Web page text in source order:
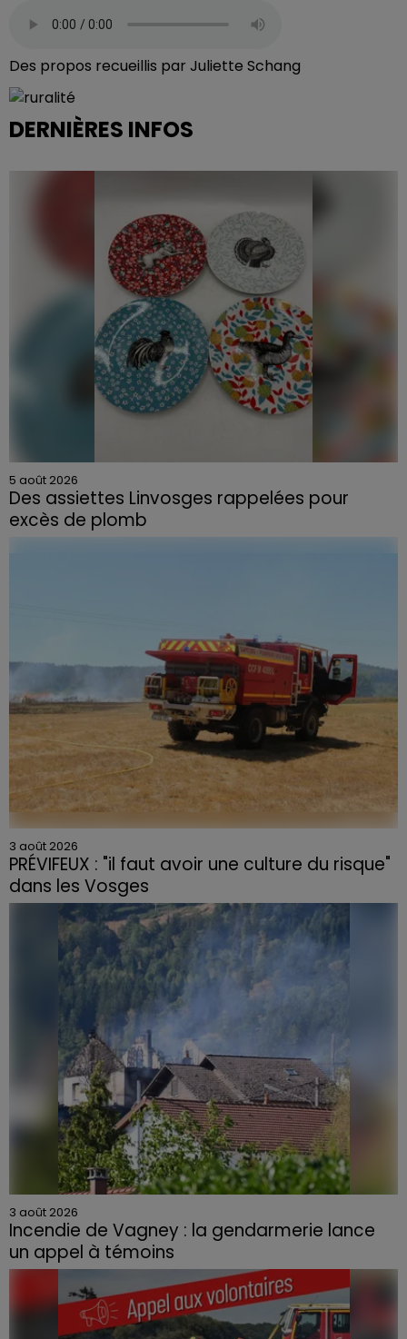
Des propos recueillis par Juliette Schang
DERNIÈRES INFOS
5 août 2026
Des assiettes Linvosges rappelées pour
excès de plomb
Du plomb a été détecté dans deux assiettes en
3 août 2026
PRÉVIFEUX : "il faut avoir une culture du risque"
dans les Vosges
3 août 2026
Incendie de Vagney : la gendarmerie lance
un appel à témoins
Le feu, parti d'une haie avant de se propager au
quartier résidentiel, avait détruit deux habitations et
contraint à l'évacuation d'une centaine de personnes.